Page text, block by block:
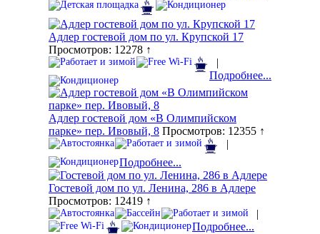
Адлер гостевой дом по ул. Крупской 17
Просмотров: 12278 ↑
|
Подробнее...
Адлер гостевой дом «В Олимпийском
парке» пер. Ивовый, 8 Просмотров: 12355 ↑
|
Подробнее...
Гостевой дом по ул. Ленина, 286 в Адлере
Просмотров: 12419 ↑
|
Подробнее...